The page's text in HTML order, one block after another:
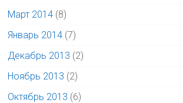
Март 2014 (8)
Январь 2014 (7)
Декабрь 2013 (2)
Ноябрь 2013 (2)
Октябрь 2013 (6)